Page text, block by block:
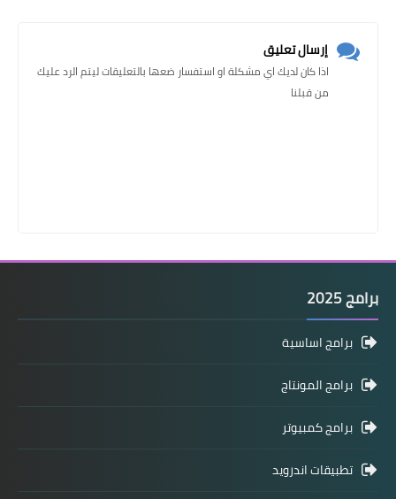
إرسال تعليق
اذا كان لديك اي مشكلة او استفسار ضعها بالتعليقات ليتم الرد عليك
من قبلنا
برامج 2025
برامج اساسية
برامج المونتاج
برامج كمبيوتر
تطبيقات اندرويد